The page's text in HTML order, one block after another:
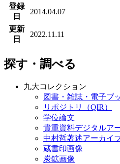
登録
日
2014.04.07
更新
日
2022.11.11
探す・調べる
九大コレクション
図書・雑誌・電子ブ
リポジトリ（QIR）
学位論文
貴重資料デジタルア
中村哲著述アーカイ
蔵書印画像
炭鉱画像